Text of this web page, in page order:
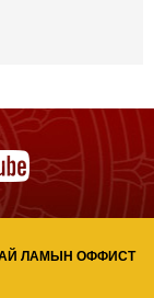
ЛАМЫН ОФФИСТ